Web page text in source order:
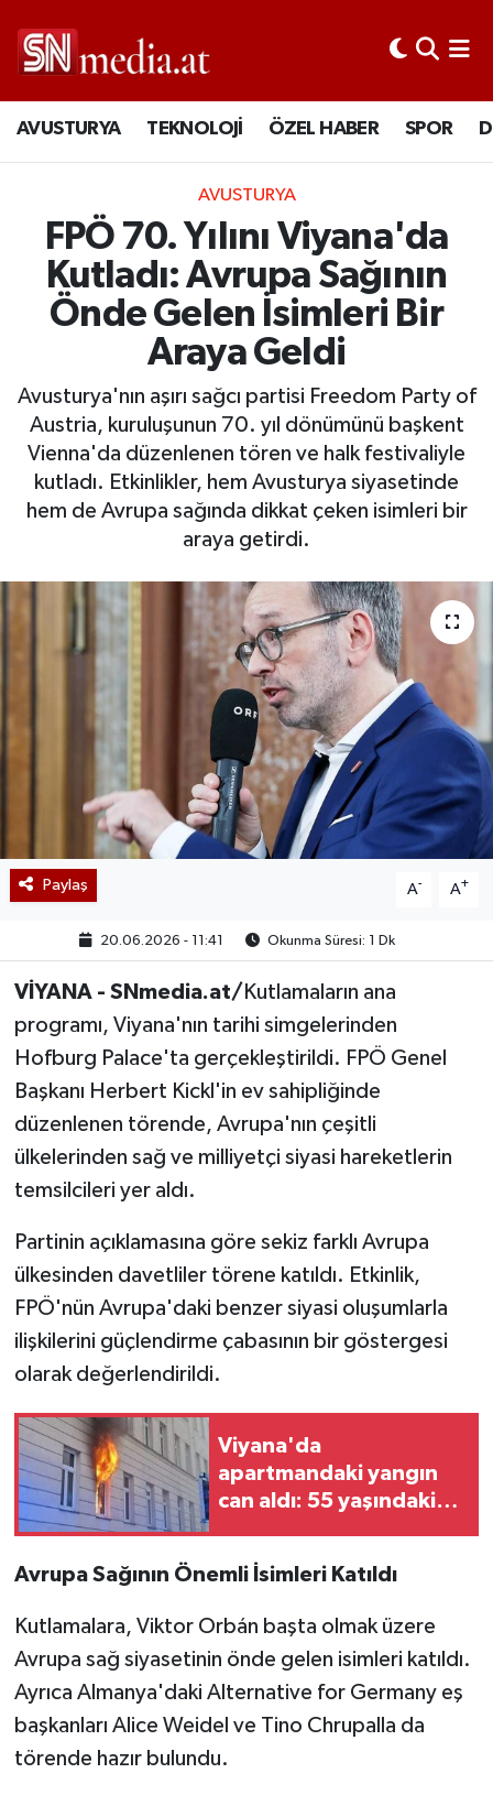
AVUSTURYA TEKNOLOJİ ÖZEL HABER SPOR
AVUSTURYA
FPÖ 70. Yılını Viyana'da
Kutladı: Avrupa Sağının
Önde Gelen İsimleri Bir
Araya Geldi
Avusturya'nın aşırı sağcı partisi Freedom Party of
Austria, kuruluşunun 70. yıl dönümünü başkent
Vienna'da düzenlenen tören ve halk festivaliyle
kutladı. Etkinlikler, hem Avusturya siyasetinde
hem de Avrupa sağında dikkat çeken isimleri bir
araya getirdi.
Paylaş A- A+
20.06.2026 - 11:41 Okunma Süresi: 1 Dk
VİYANA - SNmedia.at/ Kutlamaların ana
programı, Viyana'nın tarihi simgelerinden
Hofburg Palace'ta gerçekleştirildi. FPÖ Genel
Başkanı Herbert Kickl'in ev sahipliğinde
düzenlenen törende, Avrupa'nın çeşitli
ülkelerinden sağ ve milliyetçi siyasi hareketlerin
temsilcileri yer aldı.
Partinin açıklamasına göre sekiz farklı Avrupa
ülkesinden davetliler törene katıldı. Etkinlik,
FPÖ'nün Avrupa'daki benzer siyasi oluşumlarla
ilişkilerini güçlendirme çabasının bir göstergesi
olarak değerlendirildi.
Viyana'da
apartmandaki yangın
can aldı: 55 yaşındaki
Avrupa Sağının Önemli İsimleri Katıldı
Kutlamalara, Viktor Orbán başta olmak üzere
Avrupa sağ siyasetinin önde gelen isimleri katıldı.
Ayrıca Almanya'daki Alternative for Germany eş
başkanları Alice Weidel ve Tino Chrupalla da
törende hazır bulundu.